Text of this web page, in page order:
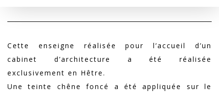
Cette enseigne réalisée pour l’accueil d’un
cabinet d’architecture a été réalisée
exclusivement en Hêtre.
Une teinte chêne foncé a été appliquée sur le